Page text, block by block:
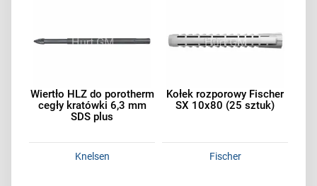
Wiertło HLZ do porotherm
cegły kratówki 6,3 mm
SDS plus
Knelsen
Kołek rozporowy Fischer
SX 10x80 (25 sztuk)
Fischer